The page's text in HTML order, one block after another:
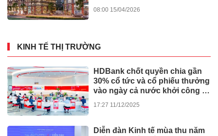
08:00 15/04/2026
KINH TẾ THỊ TRƯỜNG
HDBank chốt quyền chia gần
30% cổ tức và cổ phiếu thưởng
vào ngày cả nước khởi công -
17:27 11/12/2025
Diễn đàn Kinh tế mùa thu năm